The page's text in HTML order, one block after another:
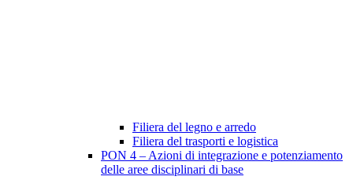
Filiera del legno e arredo
Filiera del trasporti e logistica
PON 4 – Azioni di integrazione e potenziamento
delle aree disciplinari di base